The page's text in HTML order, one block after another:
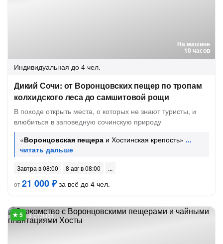
На машине
10 часов
Индивидуальная до 4 чел.
Дикий Сочи: от Воронцовских пещер по тропам
колхидского леса до самшитовой рощи
В походе открыть места, о которых не знают туристы, и
влюбиться в заповедную сочинскую природу
«Воронцовская пещера и Хостинская крепость»
Завтра в 08:00
8 авг в 08:00
от21 000 ₽за всё до 4 чел.
3 отзыва